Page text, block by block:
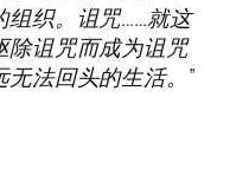
组织。诅咒……就这
除诅咒而成为诅咒
法回头的生活。”